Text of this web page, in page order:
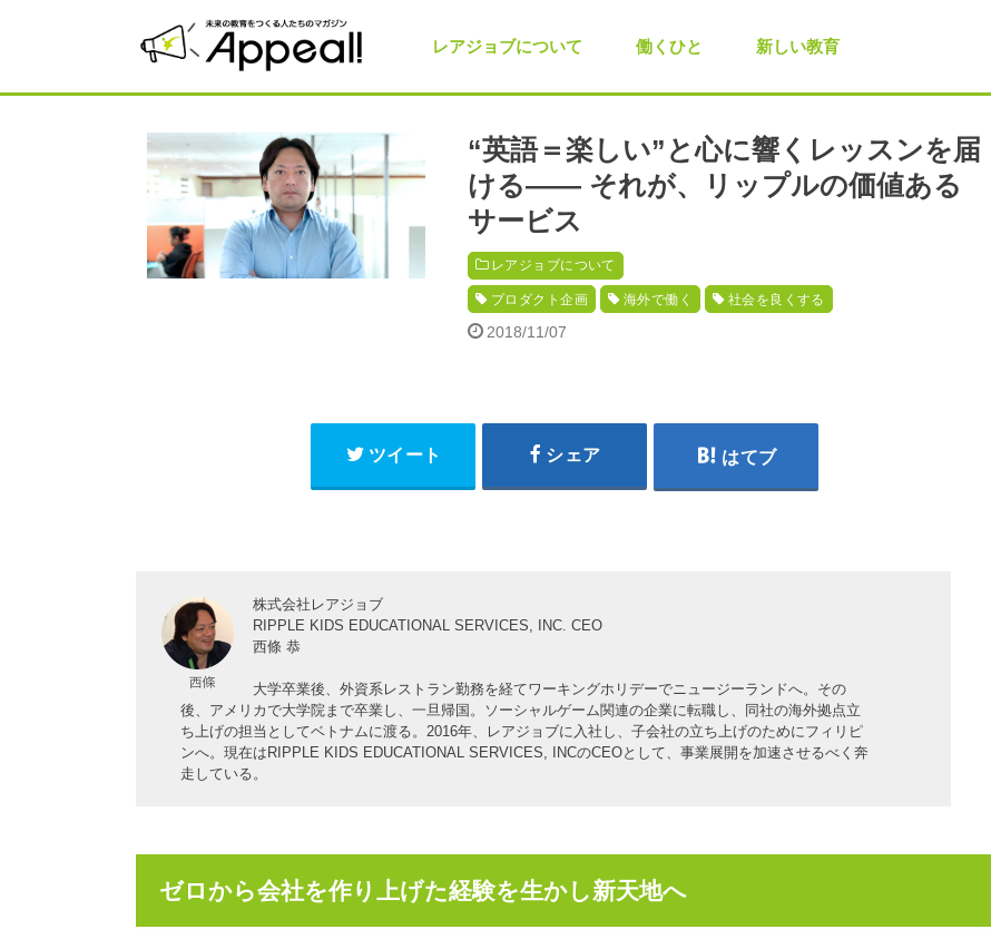
レアジョブについて 働くひと 新しい教育
“英語＝楽しい”と心に響くレッスンを届
ける―― それが、リップルの価値ある
サービス
レアジョブについて
プロダクト企画 海外で働く 社会を良くする
2018/11/07
ツイート シェア はてブ
株式会社レアジョブ
RIPPLE KIDS EDUCATIONAL SERVICES, INC. CEO
西條 恭
大学卒業後、外資系レストラン勤務を経てワーキングホリデーでニュージーランドへ。その
後、アメリカで大学院まで卒業し、一旦帰国。ソーシャルゲーム関連の企業に転職し、同社の海外拠点立
ち上げの担当としてベトナムに渡る。2016年、レアジョブに入社し、子会社の立ち上げのためにフィリピ
ンへ。現在はRIPPLE KIDS EDUCATIONAL SERVICES, INCのCEOとして、事業展開を加速させるべく奔
走している。
ゼロから会社を作り上げた経験を生かし新天地へ